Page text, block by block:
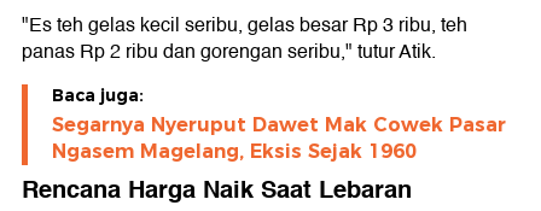
"Es teh gelas kecil seribu, gelas besar Rp 3 ribu, teh
panas Rp 2 ribu dan gorengan seribu," tutur Atik.
Baca juga:
Segarnya Nyeruput Dawet Mak Cowek Pasar
Ngasem Magelang, Eksis Sejak 1960
Rencana Harga Naik Saat Lebaran